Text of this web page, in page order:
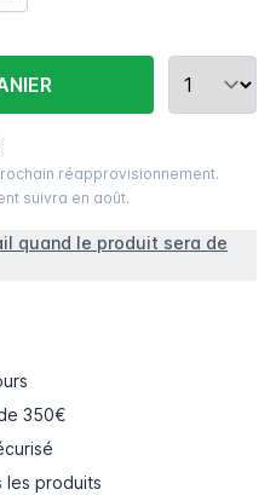
réapprovisionnement.
suivra en août.
quand le produit sera de
350€
les produits